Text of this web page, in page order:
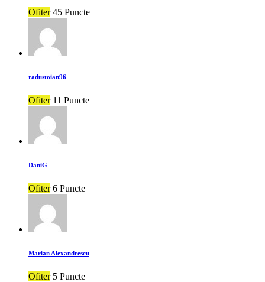
Ofiter 45 Puncte
radustoian96
Ofiter 11 Puncte
DaniG
Ofiter 6 Puncte
Marian Alexandrescu
Ofiter 5 Puncte